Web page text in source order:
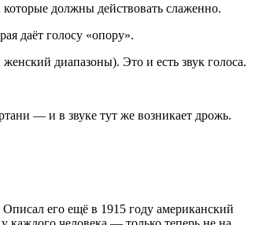
которые должны действовать слаженно.
даёт голосу «опору».
диапазоны). Это и есть звук голоса.
— и в звуке тут же возникает дрожь.
его ещё в 1915 году американский